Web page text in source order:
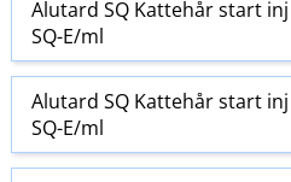
Alutard SQ Kattehår start
SQ-E​/​ml
Alutard SQ Kattehår start
SQ-E​/​ml